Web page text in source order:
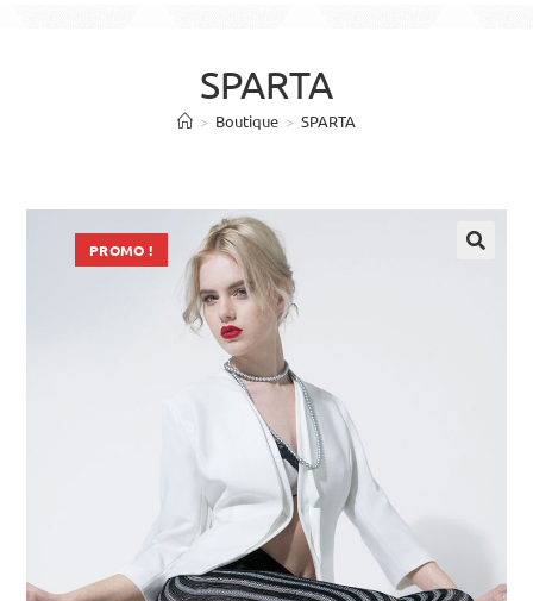
SPARTA
> Boutique > SPARTA
PROMO !